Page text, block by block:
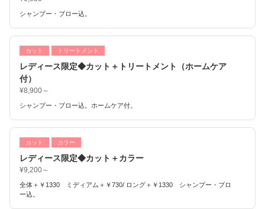
シャンプー・ブロー込。
カット トリートメント
レディース限定◆カット＋トリートメント（ホームケア
付）
¥8,900～
シャンプー・ブロー込。ホームケア付。
カット カラー
レディース限定◆カット＋カラー
¥9,200～
全体＋￥1330 ミディアム＋￥730/ ロング＋￥1330 シャンプー・ブロ
ー込。